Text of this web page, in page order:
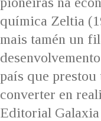
química Zeltia
mais tamén un
país que prestou
converter en
Editorial